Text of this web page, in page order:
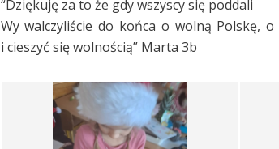
“Dziękuję za to że gdy wszyscy się poddali
Wy walczyliście do końca o wolną Polskę,
i cieszyć się wolnością” Marta 3b